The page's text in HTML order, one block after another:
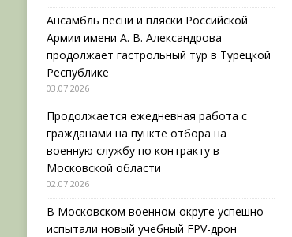
Ансамбль песни и пляски Российской
Армии имени А. В. Александрова
продолжает гастрольный тур в Турецкой
Республике
03.07.2026
Продолжается ежедневная работа с
гражданами на пункте отбора на
военную службу по контракту в
Московской области
02.07.2026
В Московском военном округе успешно
испытали новый учебный FPV-дрон